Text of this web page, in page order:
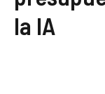
la IA